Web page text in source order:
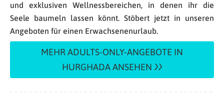
und exklusiven Wellnessbereichen, in denen ihr die
Seele baumeln lassen könnt. Stöbert jetzt in unseren
Angeboten für einen Erwachsenenurlaub.
MEHR ADULTS-ONLY-ANGEBOTE IN
HURGHADA ANSEHEN